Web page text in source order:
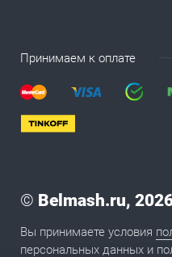
Принимаем к оплате
© Belmash.ru,
Вы принимаете условия
персональных данных и